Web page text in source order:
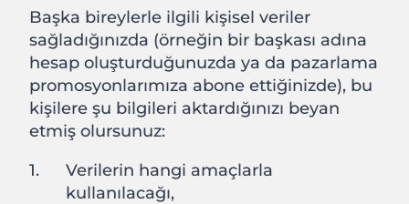
Başka bireylerle ilgili kişisel veriler
sağladığınızda (örneğin bir başkası adına
hesap oluşturduğunuzda ya da pazarlama
promosyonlarımıza abone ettiğinizde), bu
kişilere şu bilgileri aktardığınızı beyan
etmiş olursunuz:
Verilerin hangi amaçlarla
kullanılacağı,